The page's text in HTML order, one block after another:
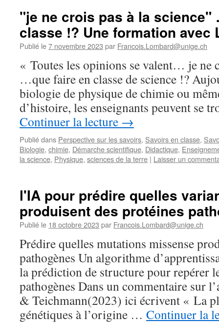
"je ne crois pas à la
classe !? Une formation avec
Publié le7 novembre 2023 par Francois.Lombard@unige.ch
« Toutes les opinions se valent… je ne
…que faire en classe de science !?
biologie de physique de chimie ou
d’histoire, les enseignants peuvent se
Continuer la lecture →
Publié dans Perspective sur les savoirs, Savoirs en classe,
Biologie, chimie, Démarche scientifique, Didactique,
la science, Physique, sciences de la terre | Laisser un
l'IA pour prédire quelles
produisent des protéines
Publié le 18 octobre 2023 par Francois.Lombard@unige.ch
Prédire quelles mutations missense
pathogènes Un algorithme
la prédiction de structure pour repérer
pathogènes Dans un commentaire sur
& Teichmann(2023) ici écrivent « La
génétiques à l’origine … Continuer la